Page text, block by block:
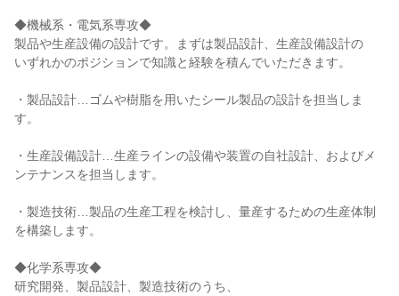
◆機械系・電気系専攻◆
製品や生産設備の設計です。まずは製品設計、生産設備設計の
いずれかのポジションで知識と経験を積んでいただきます。
・製品設計…ゴムや樹脂を用いたシール製品の設計を担当しま
す。
・生産設備設計…生産ラインの設備や装置の自社設計、およびメ
ンテナンスを担当します。
・製造技術…製品の生産工程を検討し、量産するための生産体制
を構築します。
◆化学系専攻◆
研究開発、製品設計、製造技術のうち、